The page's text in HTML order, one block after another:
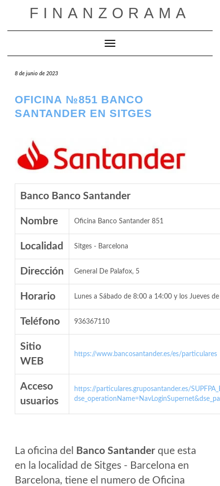
FINANZORAMA
Cambiar modo de navegación
8 de junio de 2023
OFICINA №851 BANCO
SANTANDER EN SITGES
Banco Banco Santander
Nombre Oficina Banco Santander 851
Localidad Sitges - Barcelona
Dirección General De Palafox, 5
Horario Lunes a Sábado de 8:00 a 14:00 y los Jueves
Teléfono 936367110
Sitio
WEB
https://www.bancosantander.es/es/particulares
Acceso
usuarios
https://particulares.gruposantander.es/
La oficina del Banco Santander que esta
en la localidad de Sitges - Barcelona en
Barcelona, tiene el numero de Oficina